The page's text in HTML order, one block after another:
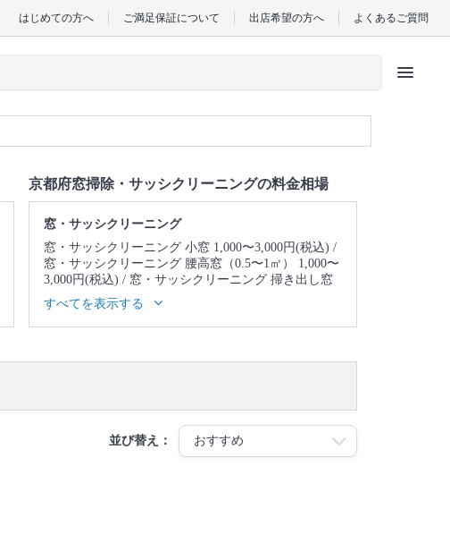
はじめての方へ ご満足保証について 出店希望の方へ よくあるご質問
menu
京都府窓掃除・サッシクリーニングの料金相場
窓・サッシクリーニング
窓・サッシクリーニング 小窓 1,000〜3,000円(税込)
窓・サッシクリーニング 腰高窓（0.5〜1㎡） 1,000〜
3,000円(税込)
窓・サッシクリーニング 掃き出し窓
（1〜2㎡) 1,000〜3,000円(税込)
ング 天窓 3,000～5,000円(税込)
すべてを表示する
並び替え：